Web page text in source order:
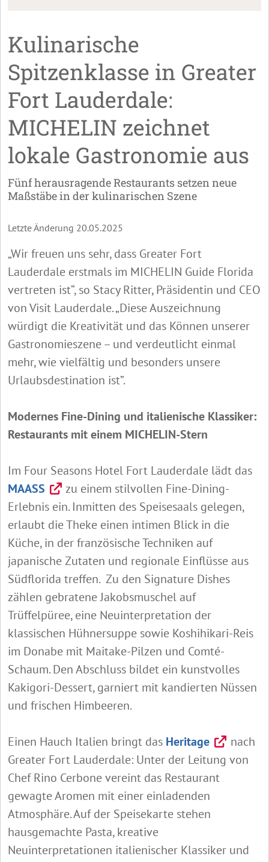
Kulinarische
Spitzenklasse in Greater
Fort Lauderdale:
MICHELIN zeichnet
lokale Gastronomie aus
Fünf herausragende Restaurants setzen neue
Maßstäbe in der kulinarischen Szene
Letzte Änderung 20.05.2025
„Wir freuen uns sehr, dass Greater Fort
Lauderdale erstmals im MICHELIN Guide Florida
vertreten ist“, so Stacy Ritter, Präsidentin und CEO
von Visit Lauderdale. „Diese Auszeichnung
würdigt die Kreativität und das Können unserer
Gastronomieszene – und verdeutlicht einmal
mehr, wie vielfältig und besonders unsere
Urlaubsdestination ist”.
Modernes Fine-Dining und italienische Klassiker:
Restaurants mit einem MICHELIN-Stern
Im Four Seasons Hotel Fort Lauderdale lädt das
MAASS
zu einem stilvollen Fine-Dining-
Erlebnis ein. Inmitten des Speisesaals gelegen,
erlaubt die Theke einen intimen Blick in die
Küche, in der französische Techniken auf
japanische Zutaten und regionale Einflüsse aus
Südflorida treffen. Zu den Signature Dishes
zählen gebratene Jakobsmuschel auf
Trüffelpüree, eine Neuinterpretation der
klassischen Hühnersuppe sowie Koshihikari-Reis
im Donabe mit Maitake-Pilzen und Comté-
Schaum. Den Abschluss bildet ein kunstvolles
Kakigori-Dessert, garniert mit kandierten Nüssen
und frischen Himbeeren.
Einen Hauch Italien bringt das Heritage
nach
Greater Fort Lauderdale: Unter der Leitung von
Chef Rino Cerbonevereint das Restaurant
gewagte Aromen mit einer einladenden
Atmosphäre. Auf der Speisekarte stehen
hausgemachte Pasta, kreative
Neuinterpretationen italienischer Klassiker und